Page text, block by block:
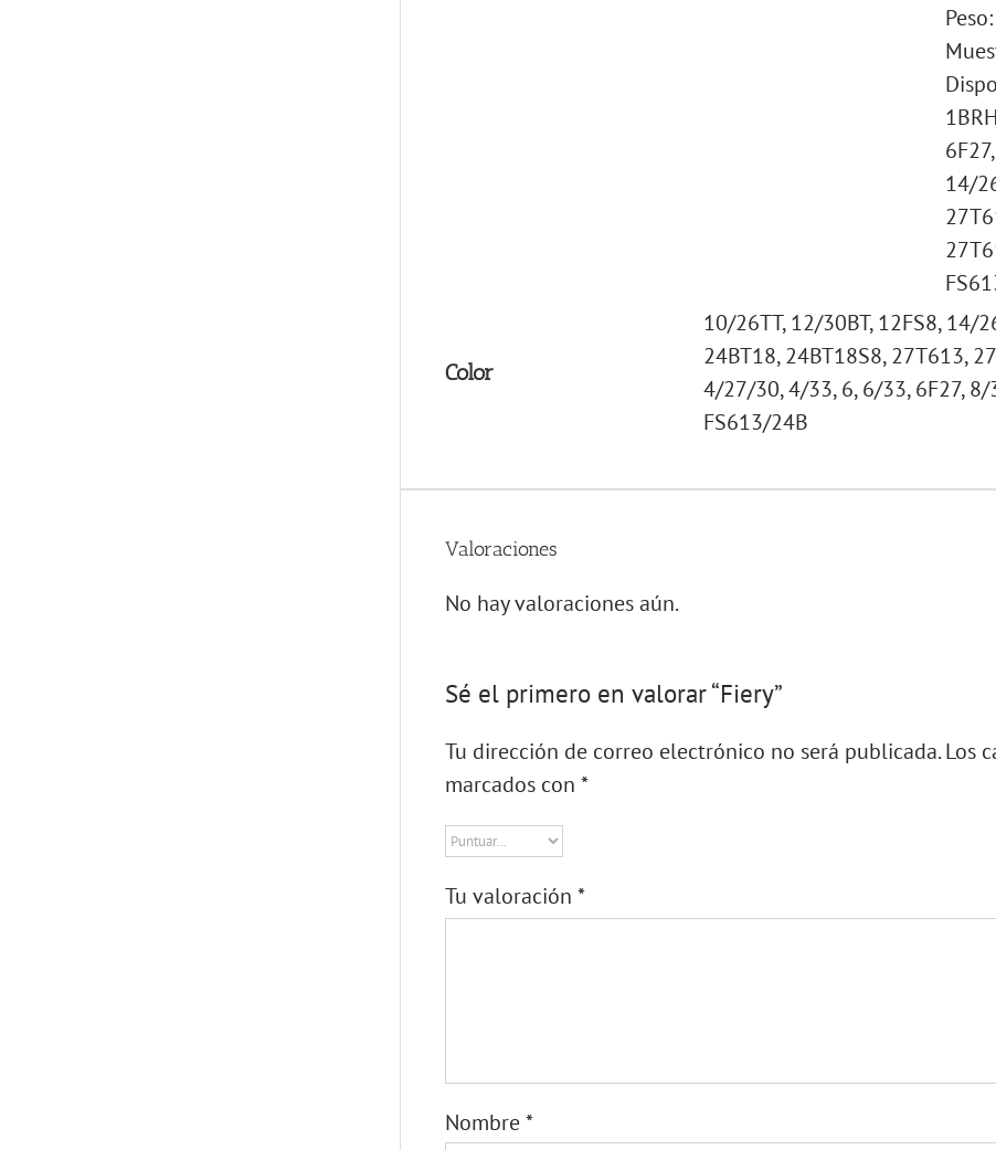
14/
Color
10/26TT, 12/30BT, 12FS8, 14/
24BT18, 24BT18S8, 27T613,
4/27/30, 4/33, 6, 6/33, 6F27, 8/
FS613/24B
Valoraciones
No hay valoraciones aún.
Sé el primero en valorar “Fiery”
Tu dirección de correo electrónico no será publicada. Los
marcados con *
Tu valoración *
Nombre*